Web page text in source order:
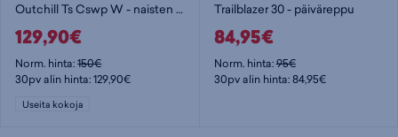
Outchill Ts Cswp W - naisten talvikengät
129,90€
Norm. hinta:150€
30pv alin hinta: 129,90€
Useita kokoja
Trailblazer 30 - päiväreppu
84,95€
Norm. hinta:95€
30pv alin hinta: 84,95€